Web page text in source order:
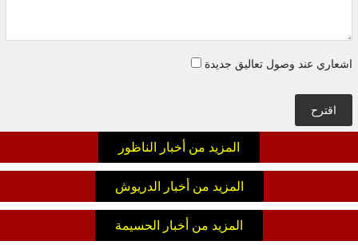
اشعاري عند وصول تعاليق جديدة
اقترح
المزيد من أخبار الناظور
المزيد من أخبار الدريوش
المزيد من أخبار الحسيمة